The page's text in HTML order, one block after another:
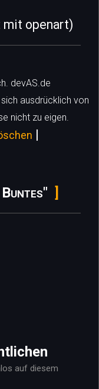
mit openart)
devAS.de
ausdrücklich von
nicht zu eigen.
|
auf diesem